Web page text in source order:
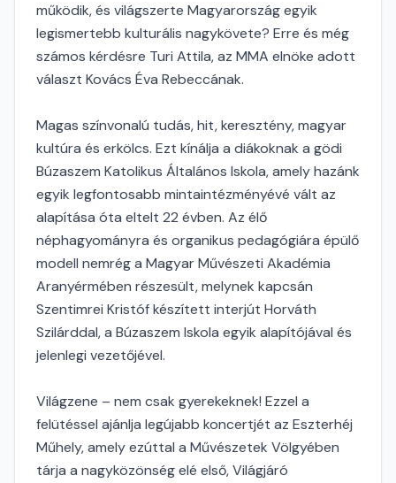
működik, és világszerte Magyarország egyik
legismertebb kulturális nagykövete? Erre és még
számos kérdésre Turi Attila, az MMA elnöke adott
választ Kovács Éva Rebeccának.
Magas színvonalú tudás, hit, keresztény, magyar
kultúra és erkölcs. Ezt kínálja a diákoknak a gödi
Búzaszem Katolikus Általános Iskola, amely hazánk
egyik legfontosabb mintaintézményévé vált az
alapítása óta eltelt 22 évben. Az élő
néphagyományra és organikus pedagógiára épülő
modell nemrég a Magyar Művészeti Akadémia
Aranyérmében részesült, melynek kapcsán
Szentimrei Kristóf készített interjút Horváth
Szilárddal, a Búzaszem Iskola egyik alapítójával és
jelenlegi vezetőjével.
Világzene – nem csak gyerekeknek! Ezzel a
felütéssel ajánlja legújabb koncertjét az Eszterhéj
Műhely, amely ezúttal a Művészetek Völgyében
tárja a nagyközönség elé első, Világjáró